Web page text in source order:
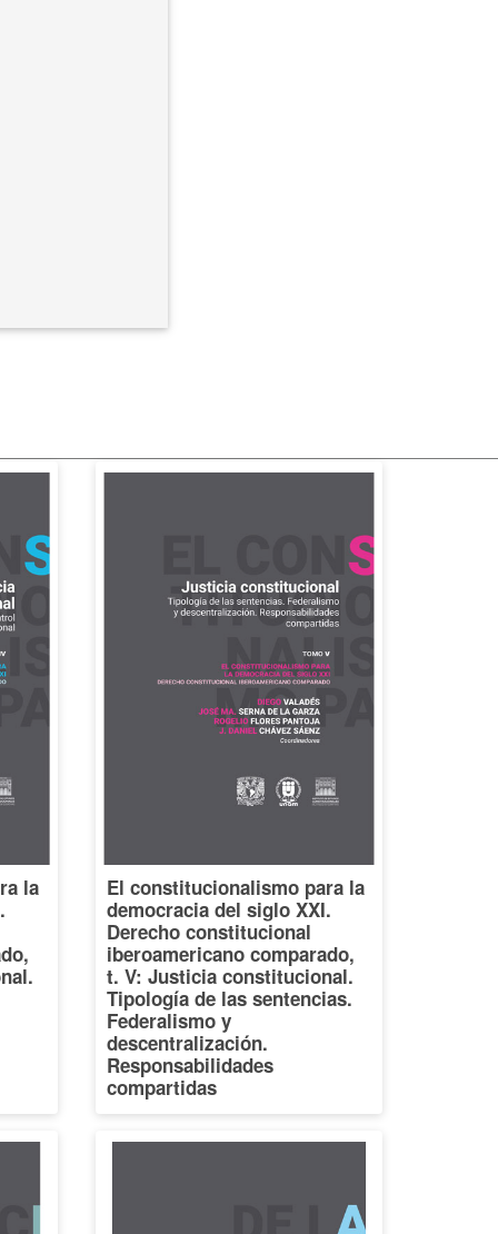
la
El constitucionalismo para la
democracia del siglo XXI.
Derecho constitucional
iberoamericano comparado,
t. V: Justicia constitucional.
Tipología de las sentencias.
Federalismo y
descentralización.
Responsabilidades
compartidas